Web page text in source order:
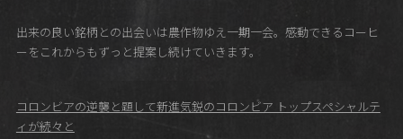
出来の良い銘柄との出会いは農作物ゆえ一期一会。感動できるコーヒ
ーをこれからもずっと提案し続けていきます。
コロンビアの逆襲と題して新進気鋭のコロンビア トップスペシャルテ
ィが続々と